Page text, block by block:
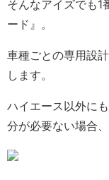
そんなアイズでも1
ード』。
車種ごとの専用設
します。
ハイエース以外に
分が必要ない場合